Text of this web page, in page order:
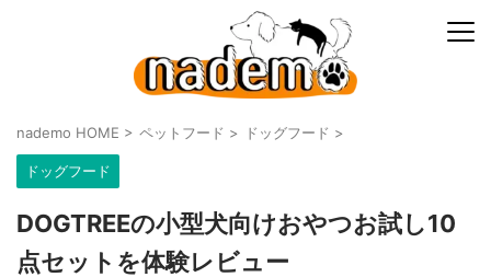
nademo HOME > ペットフード > ドッグフード >
ドッグフード
DOGTREEの小型犬向けおやつお試し10
点セットを体験レビュー